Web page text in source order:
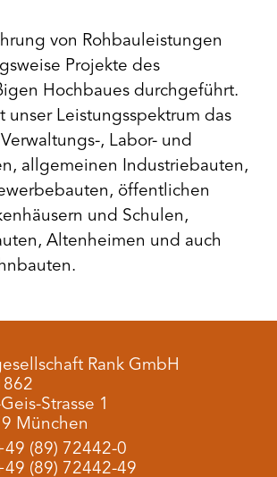
von Rohbauleistungen
Projekte des
Hochbaues durchgeführt.
unser Leistungsspektrum das
, Labor- und
allgemeinen Industriebauten,
öffentlichen
und Schulen,
Altenheimen und auch
Rank GmbH
Strasse 1
München
(89) 72442-0
(89) 72442-49